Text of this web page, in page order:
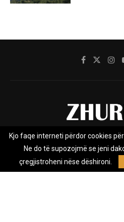
Rreth nesh Impresumi
Privacy
Zhurnal.mk është Agjenci e
Kjo faqe interneti përdor cookies
Ne do të supozojmë se jeni
çregjistroheni nëse dëshironi.